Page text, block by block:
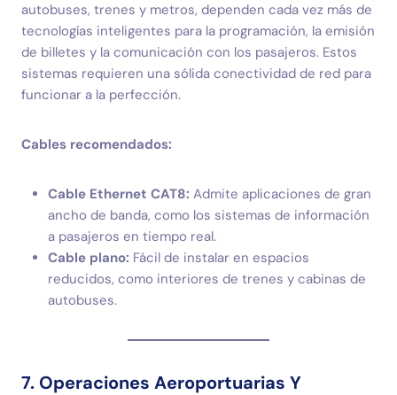
autobuses, trenes y metros, dependen cada vez más de
tecnologías inteligentes para la programación, la emisión
de billetes y la comunicación con los pasajeros. Estos
sistemas requieren una sólida conectividad de red para
funcionar a la perfección.
Cables recomendados:
Cable Ethernet CAT8: Admite aplicaciones de gran
ancho de banda, como los sistemas de información
a pasajeros en tiempo real.
Cable plano: Fácil de instalar en espacios
reducidos, como interiores de trenes y cabinas de
autobuses.
7. Operaciones Aeroportuarias Y